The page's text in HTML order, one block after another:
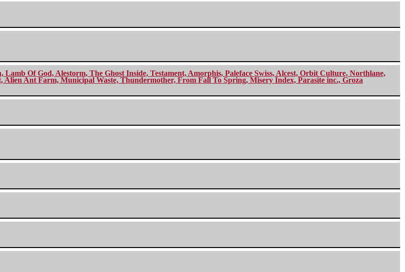
Lamb Of God, Alestorm, The Ghost Inside, Testament, Amorphis, Paleface Swiss, Alcest, Orbit Culture, Northlane,
Alien Ant Farm, Municipal Waste, Thundermother, From Fall To Spring, Misery Index, Parasite inc., Groza